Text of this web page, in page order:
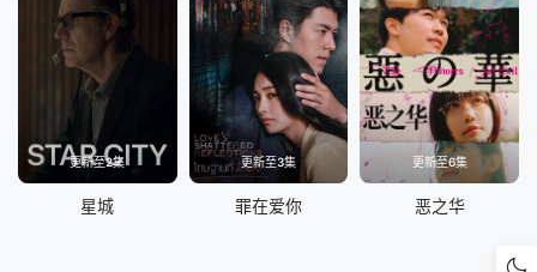
更新至2集
星城
更新至3集
罪在爱你
更新至6集
恶之华